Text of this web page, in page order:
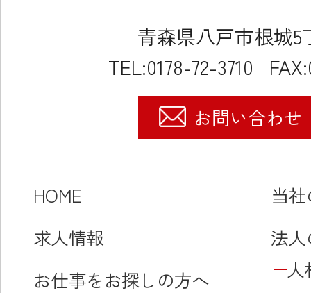
青森県八戸市根城5
TEL:0178-72-3710
お問い合わせ
HOME
求人情報
お仕事をお探しの方へ
当
法